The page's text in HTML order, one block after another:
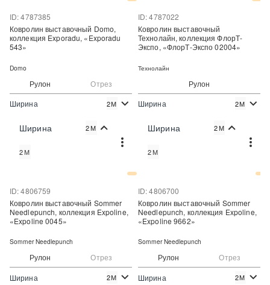
Рулон Отрез
ID: 4787385
Цена:
Ковролин выставочный Domo,
коллекция Exporadu, «Exporadu
543»
Domo
Ширина 2М
Ширина 2М
2М
Рулон
ID: 4787022
Цена:
Ковролин выставочный
Технолайн, коллекция ФлорТ-
Экспо, «ФлорТ-Экспо 02004»
Технолайн
Ширина 2М
Ширина 2М
2М
Рулон Отрез
ID: 4806759
Ковролин выставочный Sommer
Needlepunch, коллекция Expoline,
«Expoline 0045»
Sommer Needlepunch
Ширина 2М
Рулон Отрез
ID: 4806700
Ковролин выставочный Sommer
Needlepunch, коллекция Expoline,
«Expoline 9662»
Sommer Needlepunch
Ширина 2М